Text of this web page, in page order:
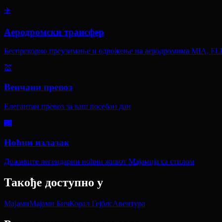
✈️
Аеродромски трансфер
Беспрекорно преузимање и одвожење на аеродромима MIA,
💒
Венчани превоз
Елегантан превоз за ваш посебан дан
🌃
Ноћни излазак
Доживите легендарни ноћни живот Мајамија са стилом
Такође доступно у
МајамиМајами БичКорал ГејблсАвентура